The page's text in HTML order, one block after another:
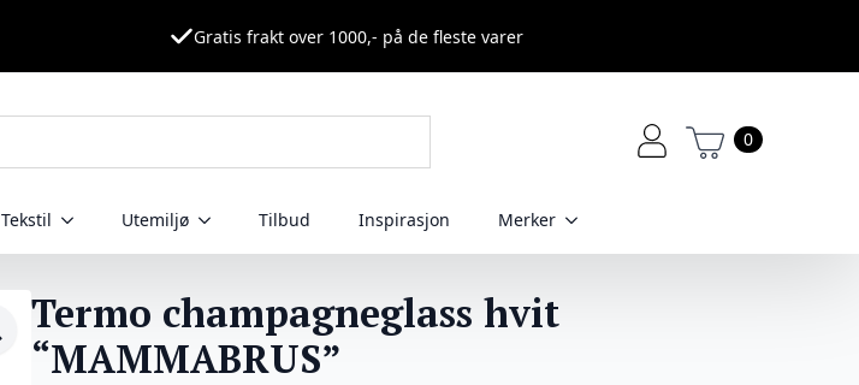
Gratis frakt over 1000,- på de fleste varer
0
Tekstil Utemiljø Tilbud Inspirasjon Merker
Termo champagneglass hvit
“MAMMABRUS”